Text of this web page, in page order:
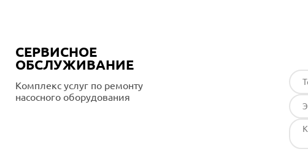
СЕРВИСНОЕ
ОБСЛУЖИВАНИЕ
Комплекс услуг по ремонту
насосного оборудования